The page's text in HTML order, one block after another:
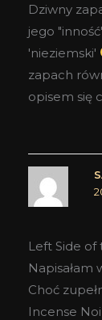
Dziwny
jego
'nieziemski'
zapach
opisem się
Left Side
Napisałam
Choć
Incense